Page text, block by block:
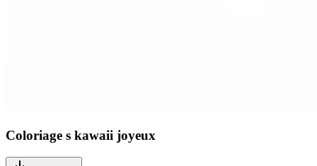
Coloriage s kawaii joyeux